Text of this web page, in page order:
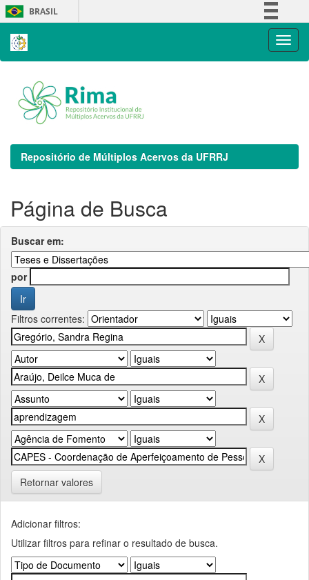
Skip
navigation
BRASIL
Repositório de Múltiplos Acervos da UFRRJ
Página de Busca
Buscar em:
por
Filtros correntes:
Retornar valores
Adicionar filtros:
Utilizar filtros para refinar o resultado de busca.